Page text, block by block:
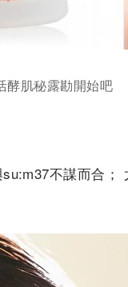
酵肌秘露勘開始吧
不謀而合；